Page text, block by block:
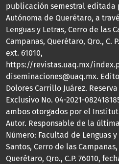
publicación semestral editada
Autónoma de Querétaro, a
Lenguas y Letras, Cerro de las
Campanas, Querétaro, Qro., C.
ext. 61010,
https://revistas.uaq.mx/
diseminaciones@uaq.mx.
Dolores Carrillo Juárez.
Exclusivo No. 04-2021-
ambos otorgados por el
Autor. Responsable de la
Número: Facultad de Lenguas
Santos, Cerro de las
Querétaro, Qro., C.P. 76010,